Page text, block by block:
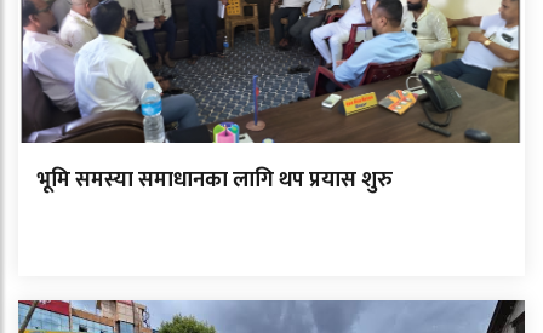
भूमि समस्या समाधानका लागि थप प्रयास शुरु